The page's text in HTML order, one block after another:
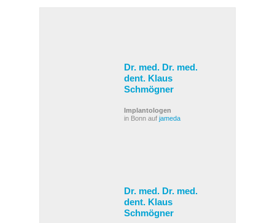
Dr. med. Dr. med.
dent. Klaus
Schmögner
Implantologen
in Bonn auf jameda
Dr. med. Dr. med.
dent. Klaus
Schmögner